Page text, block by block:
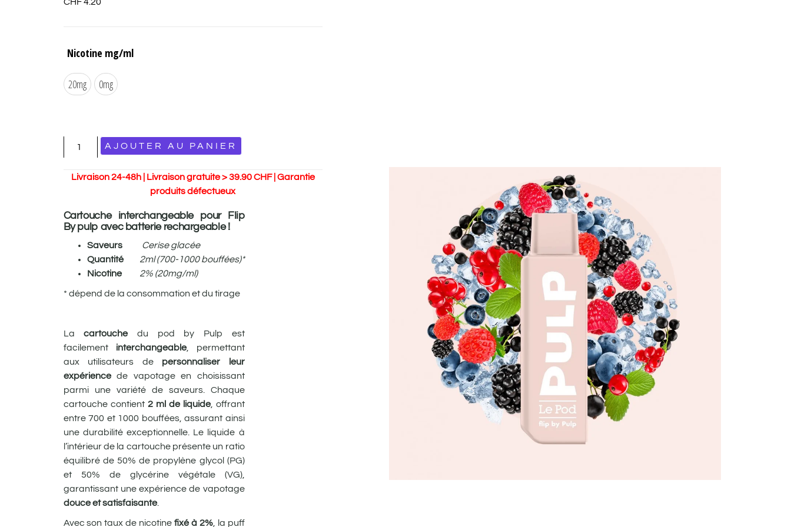
Nicotine mg/ml
20mg 0mg
AJOUTER AU PANIER
Livraison 24-48h | Livraison gratuite > 39.90 CHF | Garantie
produits défectueux
Cartouche interchangeable pour Flip
By pulp avec batterie rechargeable !
Saveurs
Cerise glacée
Quantité
2ml (700-1000 bouffées)*
Nicotine
2% (20mg/ml)
* dépend de la consommation et du tirage
Lacartouchedu pod by Pulp est
facilementinterchangeable, permettant
aux utilisateurs de personnaliser leur
expériencede vapotage en choisissant
parmi une variété de saveurs. Chaque
cartouche contient 2 ml de liquide, offrant
entre 700 et 1000 bouffées, assurant ainsi
une durabilité exceptionnelle. Le liquide à
l’intérieur de la cartouche présente un ratio
équilibré de 50% de propylène glycol (PG)
et 50% de glycérine végétale (VG),
garantissant une expérience de vapotage
douce et satisfaisante.
Avec son taux de nicotinefixé à 2%, la puff